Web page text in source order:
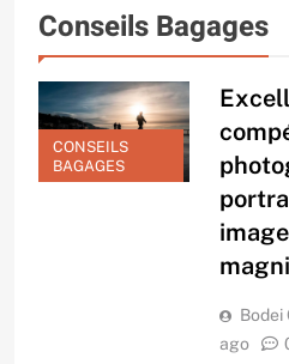
Conseils Bagages
CONSEILS
BAGAGES
Bodei
ago